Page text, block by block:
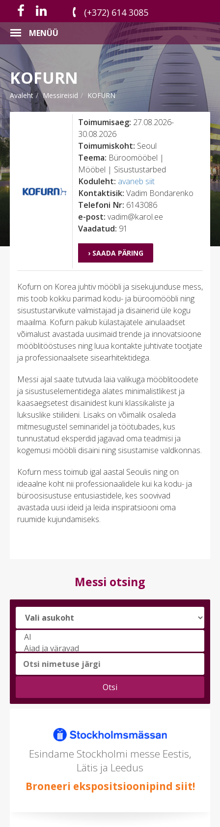
(+372) 614 3085
MENÜÜ
KOFURN
Avaleht Messireisid KOFURN
Toimumisaeg: 27.08.2026-
30.08.2026
Toimumiskoht: Seoul
Teema: Büroomööbel |
Mööbel | Sisustustarbed
Koduleht: avaneb siit
Kontaktisik:Vadim Bondarenko
Telefoni Nr: 6143086
e-post:vadim@karol.ee
Vaadatud: 91
› SAADA PÄRING
Kofurn on Korea juhtiv mööbli ja sisekujunduse mess,
mis toob kokku parimad kodu- ja büroomööbli ning
sisustustarvikute valmistajad ja disainerid üle kogu
maailma. Kofurn pakub külastajatele ainulaadset
võimalust avastada uusimaid trende ja innovatsioone
mööblitööstuses ning luua kontakte juhtivate tootjate
ja professionaalsete sisearhitektidega.
Messi ajal saate tutvuda laia valikuga mööblitoodete
ja sisustuselementidega alates minimalistlikest ja
kaasaegsetest disainidest kuni klassikaliste ja
luksuslike stiilideni. Lisaks on võimalik osaleda
mitmesugustel seminaridel ja töötubades, kus
tunnustatud eksperdid jagavad oma teadmisi ja
kogemusi mööbli disaini ning sisustamise valdkonnas.
Kofurn mess toimub igal aastal Seoulis ning on
ideaalne koht nii professionaalidele kui ka kodu- ja
büroosisustuse entusiastidele, kes soovivad
avastada uusi ideid ja leida inspiratsiooni oma
ruumide kujundamiseks.
Messi otsing
Vali
messi
teema
valida
Esindame Stockholmi messe Eestis,
Lätis ja Leedus
Broneeri ekspositsioonipind siit!